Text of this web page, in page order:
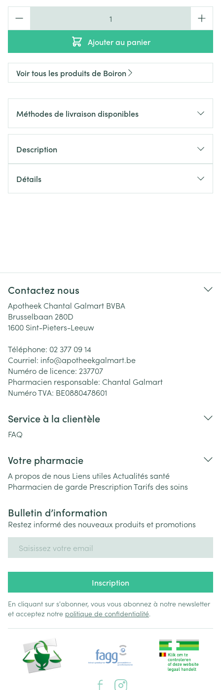
Ajouter au panier
Voir tous les produits de Boiron
Méthodes de livraison disponibles
Description
Détails
Contactez nous
Apotheek Chantal Galmart BVBA
Brusselbaan 280D
1600 Sint-Pieters-Leeuw
Téléphone: 02 377 09 14
Courriel: info@apotheekgalmart.be
Numéro de licence: 237707
Pharmacien responsable: Chantal Galmart
Numéro TVA: BE0880478601
Service à la clientèle
FAQ
Votre pharmacie
A propos de nous Liens utiles Actualités santé
Pharmacien de garde PrescriptionTarifs des soins
Bulletin d’information
Restez informé des nouveaux produits et promotions
Inscription
En cliquant sur s'abonner, vous vous abonnez à notre newsletter
et acceptez notre politique de confidentialité.